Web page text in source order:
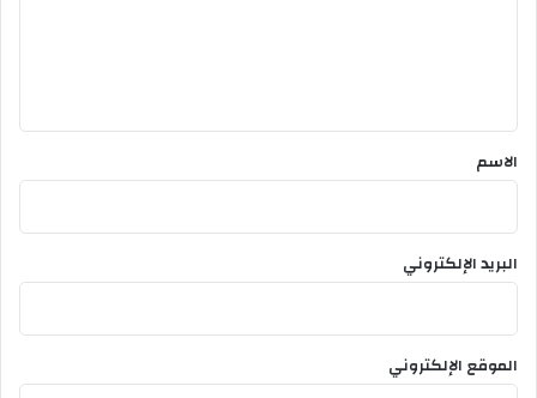
ل
ب
ا
ل
ي
.
*
الاسم
البريد الإلكتروني
الموقع الإلكتروني